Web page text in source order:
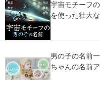
宇宙モチーフ
を使った壮大
男の子の名前
ちゃんの名前